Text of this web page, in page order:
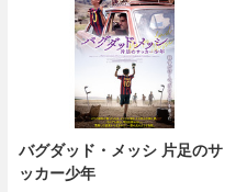
バグダッド・メッシ 片足のサ
ッカー少年